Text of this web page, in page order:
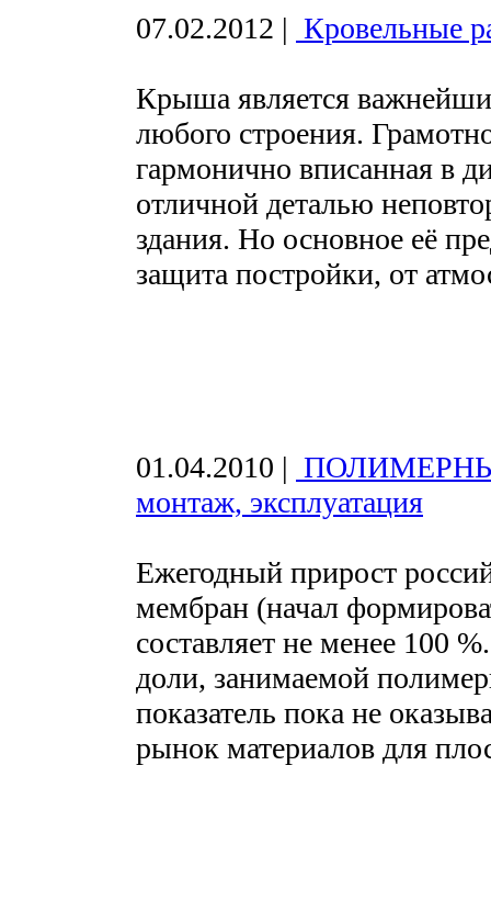
07.02.2012 | Кровельные
Крыша является
любого строения.
гармонично вписанная в
отличной деталью
здания. Но основное её
защита постройки, от
01.04.2010 |
монтаж, эксплуатация
Ежегодный прирост
мембран (начал
составляет не менее 100
доли, занимаемой
показатель пока не
рынок материалов для